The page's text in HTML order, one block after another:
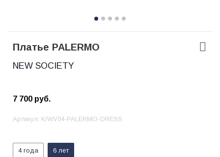
Платье PALERMO
NEW SOCIETY
7 700 руб.
Артикул: K/WV04-PALERMO-DRESS
4 года 6 лет